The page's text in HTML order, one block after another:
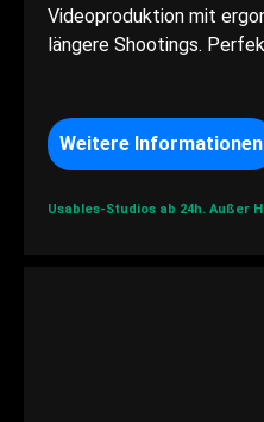
Videoproduktion mit
längere Shootings.
Weitere Informationen
Usables-Studios ab 24h. Außer